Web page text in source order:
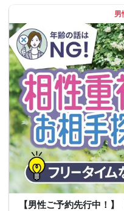
男
【男性ご予約先行中！